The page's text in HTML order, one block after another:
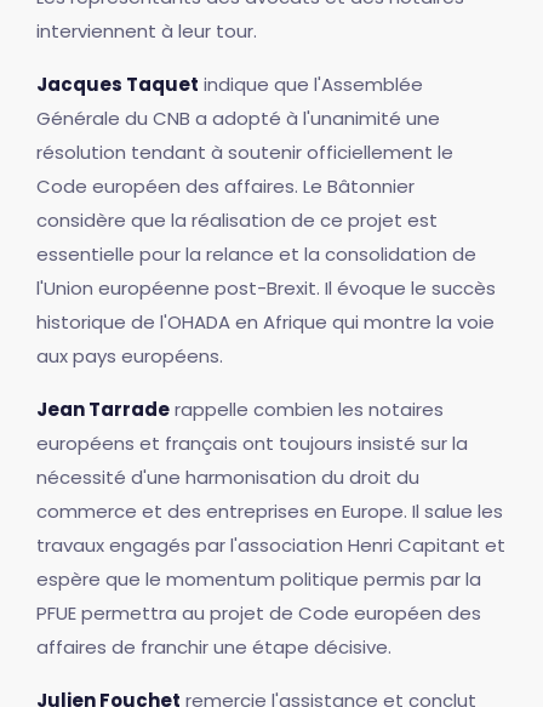
interviennent à leur tour.
Jacques Taquet indique que l'Assemblée
Générale du CNB a adopté à l'unanimité une
résolution tendant à soutenir officiellement le
Code européen des affaires. Le Bâtonnier
considère que la réalisation de ce projet est
essentielle pour la relance et la consolidation de
l'Union européenne post-Brexit. Il évoque le succès
historique de l'OHADA en Afrique qui montre la voie
aux pays européens.
Jean Tarraderappelle combien les notaires
européens et français ont toujours insisté sur la
nécessité d'une harmonisation du droit du
commerce et des entreprises en Europe. Il salue les
travaux engagés par l'association Henri Capitant et
espère que le momentum politique permis par la
PFUE permettra au projet de Code européen des
affaires de franchir une étape décisive.
Julien Fouchet remercie l'assistance et conclut